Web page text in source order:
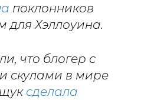
поклонников
для Хэллоуина.
что блогер с
скулами в мире
сделала